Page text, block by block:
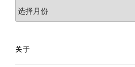
档
关于